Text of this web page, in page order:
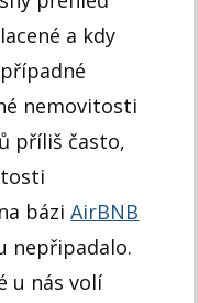
a kdy
nemovitosti
příliš často,
báziAirBNB
nepřipadalo.
u nás volí